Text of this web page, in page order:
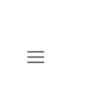
content